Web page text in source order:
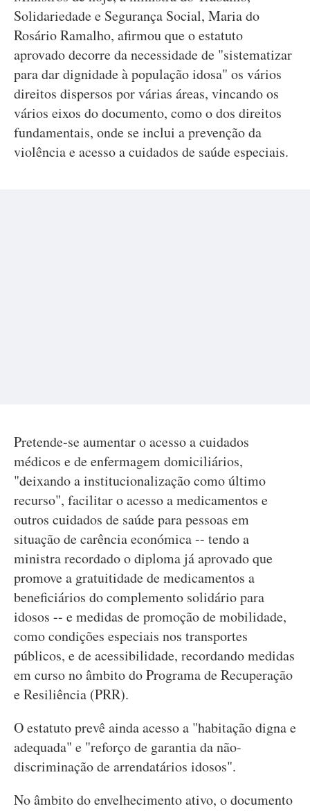
Solidariedade e Segurança Social, Maria do
Rosário Ramalho, afirmou que o estatuto
aprovado decorre da necessidade de "sistematizar
para dar dignidade à população idosa" os vários
direitos dispersos por várias áreas, vincando os
vários eixos do documento, como o dos direitos
fundamentais, onde se inclui a prevenção da
violência e acesso a cuidados de saúde especiais.
Pretende-se aumentar o acesso a cuidados
médicos e de enfermagem domiciliários,
"deixando a institucionalização como último
recurso", facilitar o acesso a medicamentos e
outros cuidados de saúde para pessoas em
situação de carência económica -- tendo a
ministra recordado o diploma já aprovado que
promove a gratuitidade de medicamentos a
beneficiários do complemento solidário para
idosos -- e medidas de promoção de mobilidade,
como condições especiais nos transportes
públicos, e de acessibilidade, recordando medidas
em curso no âmbito do Programa de Recuperação
e Resiliência (PRR).
O estatuto prevê ainda acesso a "habitação digna e
adequada" e "reforço de garantia da não-
discriminação de arrendatários idosos".
No âmbito do envelhecimento ativo, o documento